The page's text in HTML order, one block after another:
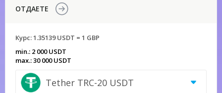
ОТДАЕТЕ
Курс:1.35139 USDT = 1 GBP
min.: 2 000 USDT
max.: 30 000 USDT
Tether TRC-20 USDT